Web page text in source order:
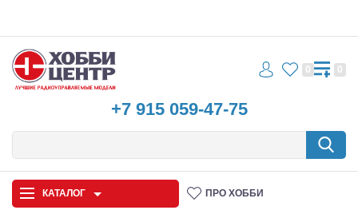
+7 915 059-47-75
0 0
КАТАЛОГ ПРО ХОББИ